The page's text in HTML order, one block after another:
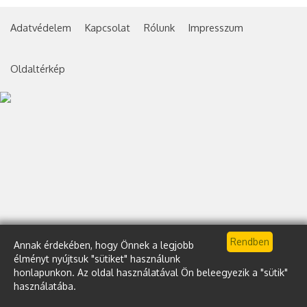
Annak érdekében, hogy Önnek a legjobb
élményt nyújtsuk "sütiket" használunk
honlapunkon. Az oldal használatával Ön beleegyezik a "sütik"
használatába.
Adatvédelem Kapcsolat Rólunk Impresszum
Oldaltérkép